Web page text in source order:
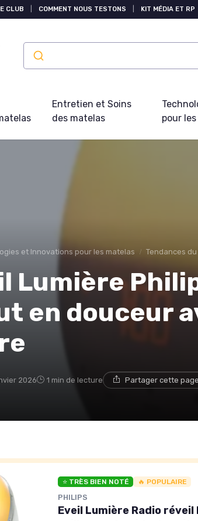
CLUB COMMENT NOUS TESTONS KIT MÉDIA ET RP
Entretien et Soins
des matelas
pour
et Innovations pour les matelas Tendances
Lumière
en douceur
2026 1 min de lecture Partager cette page
⭐ TRÈS BIEN NOTÉ 🔥 POPULAIRE
PHILIPS
Eveil Lumière Radio